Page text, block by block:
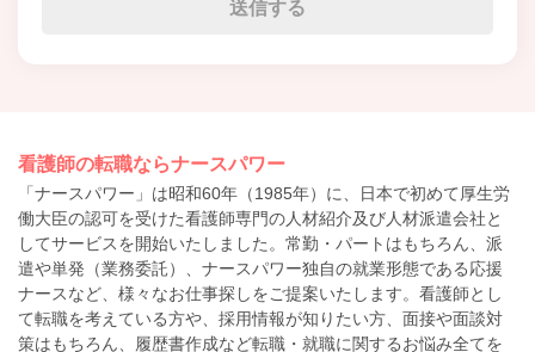
看護師の転職ならナースパワー
「ナースパワー」は昭和60年（1985年）に、日本で初めて厚生労
働大臣の認可を受けた看護師専門の人材紹介及び人材派遣会社と
してサービスを開始いたしました。常勤・パートはもちろん、派
遣や単発（業務委託）、ナースパワー独自の就業形態である応援
ナースなど、様々なお仕事探しをご提案いたします。看護師とし
て転職を考えている方や、採用情報が知りたい方、面接や面談対
策はもちろん、履歴書作成など転職・就職に関するお悩み全てを